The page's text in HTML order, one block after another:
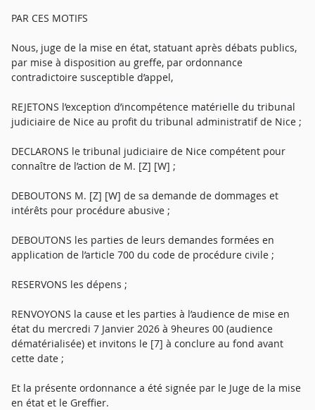
PAR CES MOTIFS
Nous, juge de la mise en état, statuant après débats publics,
par mise à disposition au greffe, par ordonnance
contradictoire susceptible d’appel,
REJETONS l’exception d’incompétence matérielle du tribunal
judiciaire de Nice au profit du tribunal administratif de Nice ;
DECLARONS le tribunal judiciaire de Nice compétent pour
connaître de l’action de M. [Z] [W] ;
DEBOUTONS M. [Z] [W] de sa demande de dommages et
intérêts pour procédure abusive ;
DEBOUTONS les parties de leurs demandes formées en
application de l’article 700 du code de procédure civile ;
RESERVONS les dépens ;
RENVOYONS la cause et les parties à l’audience de mise en
état du mercredi 7 Janvier 2026 à 9heures 00 (audience
dématérialisée) et invitons le [7] à conclure au fond avant
cette date ;
Et la présente ordonnance a été signée par le Juge de la mise
en état et le Greffier.